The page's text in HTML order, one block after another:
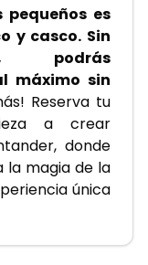
pequeños es
y casco. Sin
podrás
máximo sin
Reserva tu
a crear
donde
la magia de la
única